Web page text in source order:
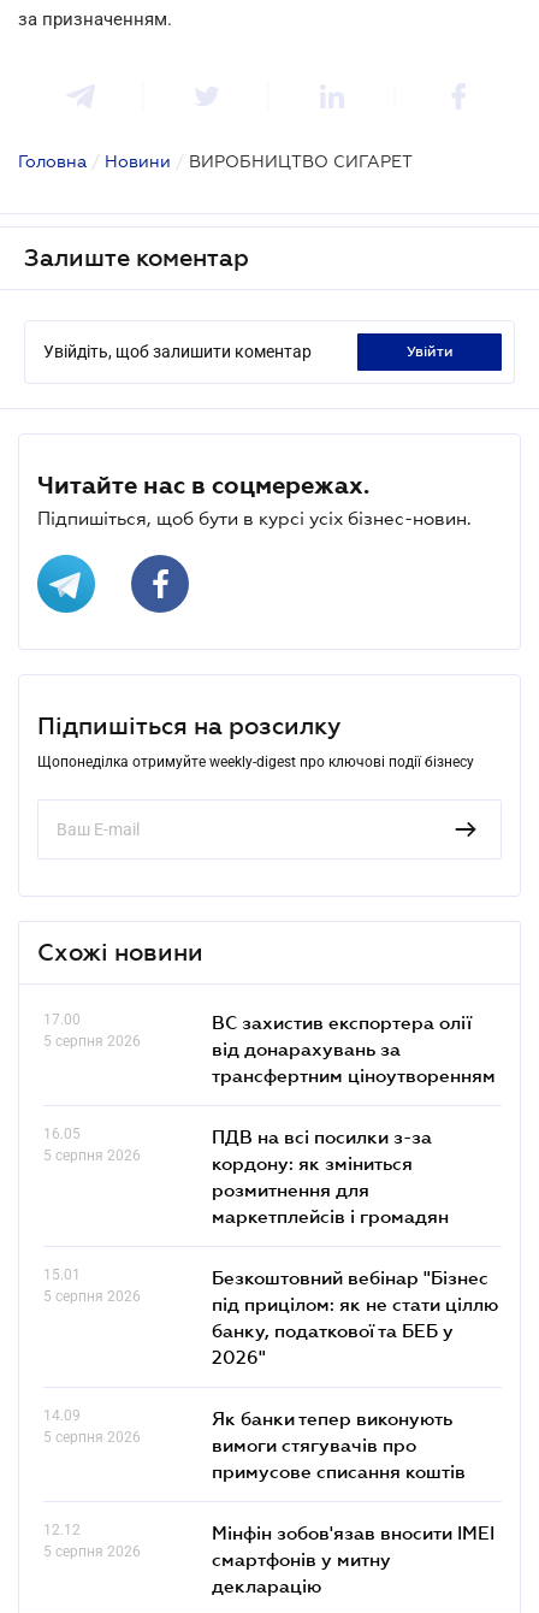
за призначенням.
Головна / Новини / ВИРОБНИЦТВО СИГАРЕТ
Залиште коментар
Увійдіть, щоб залишити коментар увійти
Читайте нас в соцмережах.
Підпишіться, щоб бути в курсі усіх бізнес-новин.
Підпишіться на розсилку
Щопонеділка отримуйте weekly-digest про ключові події бізнесу
Схожі новини
17.00
5 серпня 2026
ВС захистив експортера олії
від донарахувань за
трансфертним ціноутворенням
16.05
5 серпня 2026
ПДВ на всі посилки з-за
кордону: як зміниться
розмитнення для
маркетплейсів і громадян
15.01
5 серпня 2026
Безкоштовний вебінар "Бізнес
під прицілом: як не стати ціллю
банку, податкової та БЕБ у
2026"
14.09
5 серпня 2026
Як банки тепер виконують
вимоги стягувачів про
примусове списання коштів
12.12
5 серпня 2026
Мінфін зобов'язав вносити IMEI
смартфонів у митну
декларацію